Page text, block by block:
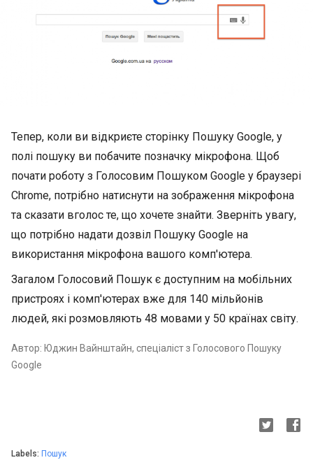
Тепер, коли ви відкриєте сторінку Пошуку Google, у
полі пошуку ви побачите позначку мікрофона. Щоб
почати роботу з Голосовим Пошуком Google у браузері
Chrome, потрібно натиснути на зображення мікрофона
та сказати вголос те, що хочете знайти. Зверніть увагу,
що потрібно надати дозвіл Пошуку Google на
використання мікрофона вашого комп'ютера.
Загалом Голосовий Пошук є доступним на мобільних
пристроях і комп'ютерах вже для 140 мільйонів
людей, які розмовляють 48 мовами у 50 країнах світу.
Автор: Юджин Вайнштайн, спеціаліст з Голосового Пошуку
Google
Labels: Пошук